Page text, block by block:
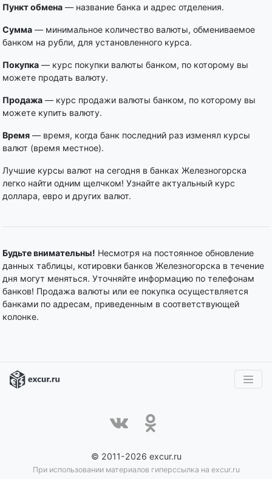
Пункт обмена — название банка и адрес отделения.
Сумма — минимальное количество валюты, обмениваемое
банком на рубли, для установленного курса.
Покупка — курс покупки валюты банком, по которому вы
можете продать валюту.
Продажа — курс продажи валюты банком, по которому вы
можете купить валюту.
Время — время, когда банк последний раз изменял курсы
валют (время местное).
Лучшие курсы валют на сегодня в банках Железногорска
легко найти одним щелчком! Узнайте актуальный курс
доллара, евро и других валют.
Будьте внимательны! Несмотря на постоянное обновление
данных таблицы, котировки банков Железногорска в течение
дня могут меняться. Уточняйте информацию по телефонам
банков! Продажа валюты или ее покупка осуществляется
банками по адресам, приведенным в соответствующей
колонке.
© 2011-2026 excur.ru
При использовании материалов гиперссылка на excur.ru